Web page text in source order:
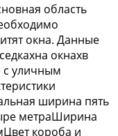
область
окна. Данные
окнахв
уличным
ширина пять
метраШирина
короба и